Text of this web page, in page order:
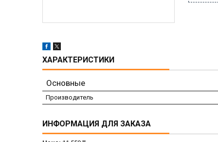
ХАРАКТЕРИСТИКИ
Основные
Производитель
ИНФОРМАЦИЯ ДЛЯ ЗАКАЗА